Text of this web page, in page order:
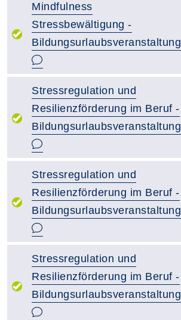
Mindfulness
Stressbewältigung -
Bildungsurlaubsveranstaltung
Stressregulation und
Resilienzförderung im Beruf -
Bildungsurlaubsveranstaltung
Stressregulation und
Resilienzförderung im Beruf -
Bildungsurlaubsveranstaltung
Stressregulation und
Resilienzförderung im Beruf -
Bildungsurlaubsveranstaltung